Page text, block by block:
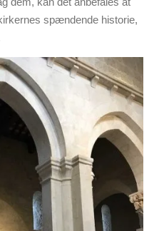
spændende historie,